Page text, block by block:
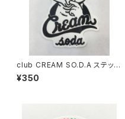
club CREAM SO.D.A ステッカ
ー（M）
¥350